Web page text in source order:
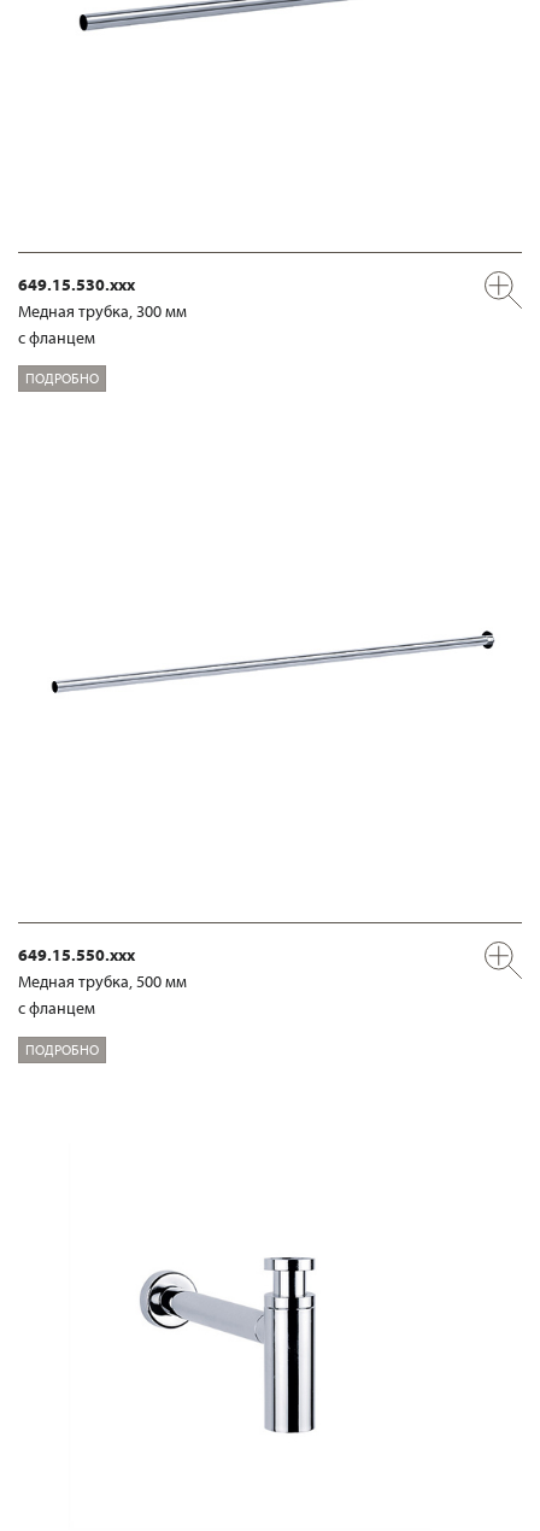
649.15.530.xxx
Медная трубка, 300 мм
с фланцем
ПОДРОБНО
649.15.550.xxx
Медная трубка, 500 мм
с фланцем
ПОДРОБНО